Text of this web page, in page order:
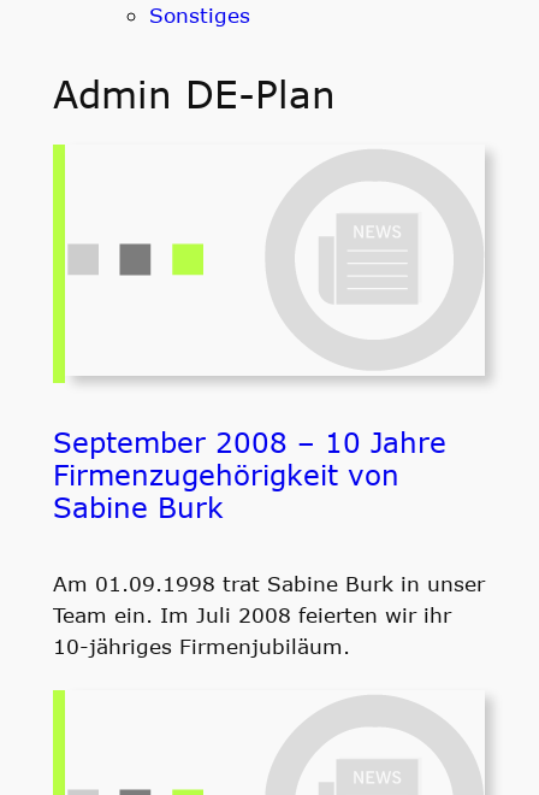
Sonstiges
Admin DE-Plan
September 2008 – 10 Jahre
Firmenzugehörigkeit von
Sabine Burk
Am 01.09.1998 trat Sabine Burk in unser
Team ein. Im Juli 2008 feierten wir ihr
10-jähriges Firmenjubiläum.